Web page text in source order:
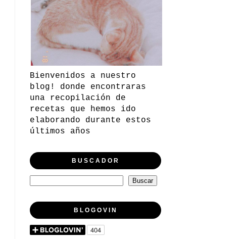
Bienvenidos a nuestro
blog! donde encontraras
una recopilación de
recetas que hemos ido
elaborando durante estos
últimos años
BUSCADOR
BLOGOVIN